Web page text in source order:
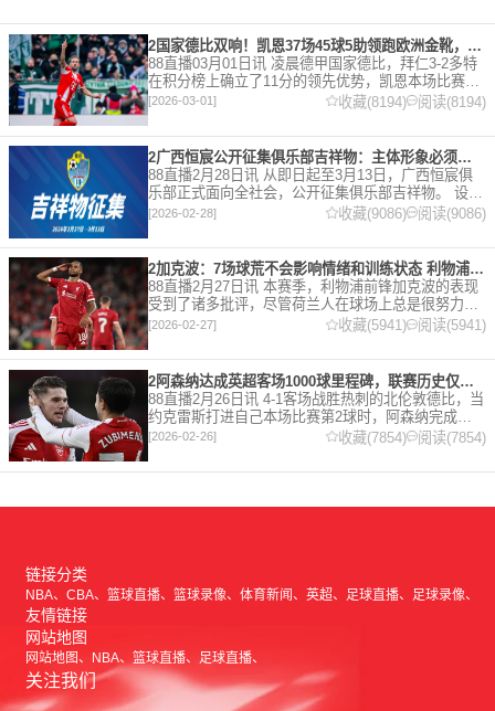
2国家德比双响！凯恩37场45球5助领跑欧洲金靴，32岁保持赛季全勤
88直播03月01日讯 凌晨德甲国家德比，拜仁3-2多特
在积分榜上确立了11分的领先优势，凯恩本场比赛上
演双响。 本赛季32岁的凯恩仍然保持着超高的效率，
在到目前为止保持全勤，出战37场比赛，狂轰45
[2026-03-01] 收藏(8194) 阅读(8194)
2广西恒宸公开征集俱乐部吉祥物：主体形象必须为龙
88直播2月28日讯 从即日起至3月13日，广西恒宸俱
乐部正式面向全社会，公开征集俱乐部吉祥物。 设计
要求 1. 主体形象：必须为龙。龙，是中华民族的精神
[2026-02-28] 收藏(9086) 阅读(9086)
2加克波：7场球荒不会影响情绪和训练状态 利物浦如今已不容有失
88直播2月27日讯 本赛季，利物浦前锋加克波的表现
受到了诸多批评，尽管荷兰人在球场上总是很努力。
在接受天空体育采访时，他谈论了诸多话题。 关于球
队对赛季目前情况的看法 这是一个很好的问题。这个
赛季并
[2026-02-27] 收藏(5941) 阅读(5941)
2阿森纳达成英超客场1000球里程碑，联赛历史仅次于曼联的1063球
88直播2月26日讯 4-1客场战胜热刺的北伦敦德比，当
约克雷斯打进自己本场比赛第2球时，阿森纳完成了
一项了不起的成就，枪手成为英超历史第2支在客场
打进1000球的球队，仅次于曼联的1063球。阿森纳
[2026-02-26] 收藏(7854) 阅读(7854)
链接分类
NBA CBA 篮球直播 篮球录像 体育新闻 英超 足球直播 足球录像
友情链接
网站地图
网站地图 NBA 篮球直播 足球直播
关注我们